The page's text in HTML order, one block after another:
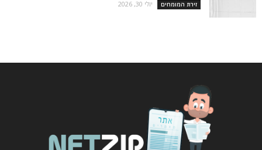
זירת המומחים יולי 30, 2026